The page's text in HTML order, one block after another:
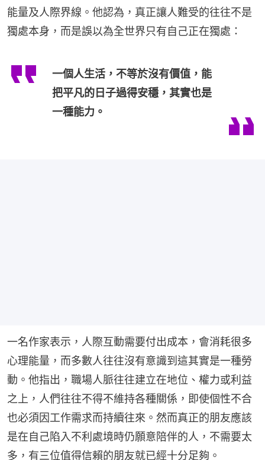
能量及人際界線。他認為，真正讓人難受的往往不是
獨處本身，而是誤以為全世界只有自己正在獨處：
一個人生活，不等於沒有價值，能
把平凡的日子過得安穩，其實也是
一種能力。
一名作家表示，人際互動需要付出成本，會消耗很多
心理能量，而多數人往往沒有意識到這其實是一種勞
動。他指出，職場人脈往往建立在地位、權力或利益
之上，人們往往不得不維持各種關係，即使個性不合
也必須因工作需求而持續往來。然而真正的朋友應該
是在自己陷入不利處境時仍願意陪伴的人，不需要太
多，有三位值得信賴的朋友就已經十分足夠。